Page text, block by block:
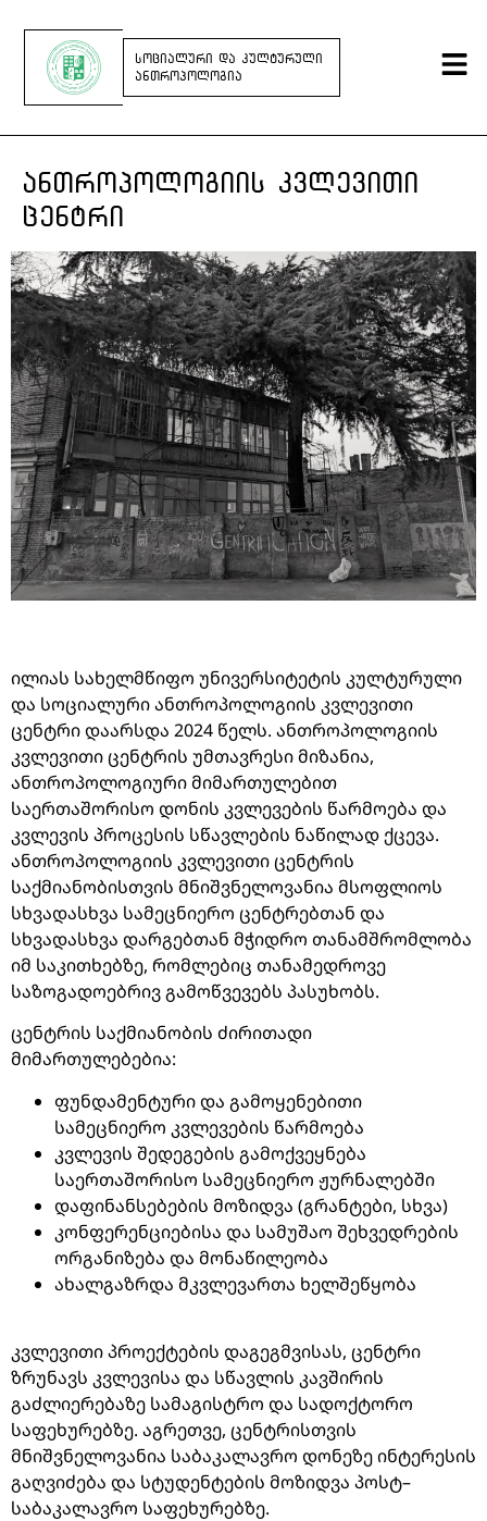
ᲡᲝᲪᲘᲐᲚᲣᲠᲘ ᲓᲐ ᲙᲣᲚᲢᲣᲠᲣᲚᲘ
ᲐᲜᲗᲠᲝᲞᲝᲚᲝᲒᲘᲐ
ᲐᲜᲗᲠᲝᲞᲝᲚᲝᲒᲘᲘᲡ ᲙᲕᲚᲔᲕᲘᲗᲘ
ᲪᲔᲜᲢᲠᲘ
ილიას სახელმწიფო უნივერსიტეტის კულტურული
და სოციალურიანთროპოლოგიის კვლევითი
ცენტრიდაარსდა 2024 წელს. ანთროპოლოგიის
კვლევითიცენტრის უმთავრესიმიზანია,
ანთროპოლოგიურიმიმართულებით
საერთაშორისო დონის კვლევების წარმოება და
კვლევის პროცესის სწავლების ნაწილადქცევა.
ანთროპოლოგიის კვლევითიცენტრის
საქმიანობისთვის მნიშვნელოვანია მსოფლიოს
სხვადასხვა სამეცნიერო ცენტრებთან და
სხვადასხვა დარგებთან მჭიდრო თანამშრომლობა
იმ საკითხებზე, რომლებიც თანამედროვე
საზოგადოებრივგამოწვევებს პასუხობს.
ცენტრის საქმიანობის ძირითადი
მიმართულებებია:
ფუნდამენტურიდა გამოყენებითი
სამეცნიერო კვლევების წარმოება
კვლევის შედეგების გამოქვეყნება
საერთაშორისო სამეცნიერო ჟურნალებში
დაფინანსებების მოზიდვა (გრანტები, სხვა)
კონფერენციებისა და სამუშაო შეხვედრების
ორგანიზება და მონაწილეობა
ახალგაზრდა მკვლევართა ხელშეწყობა
კვლევითიპროექტების დაგეგმვისას, ცენტრი
ზრუნავს კვლევისა და სწავლის კავშირის
გაძლიერებაზე სამაგისტრო და სადოქტორო
საფეხურებზე. აგრეთვე, ცენტრისთვის
მნიშვნელოვანია საბაკალავრო დონეზეინტერესის
გაღვიძება და სტუდენტების მოზიდვა პოსტ–
საბაკალავრო საფეხურებზე.